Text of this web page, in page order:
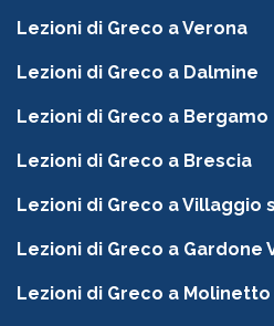
Lezioni di Greco a Verona
Lezioni di Greco a Dalmine
Lezioni di Greco a Bergamo
Lezioni di Greco a Brescia
Lezioni di Greco a Villaggio
Lezioni di Greco a Gardone
Lezioni di Greco a Molinetto